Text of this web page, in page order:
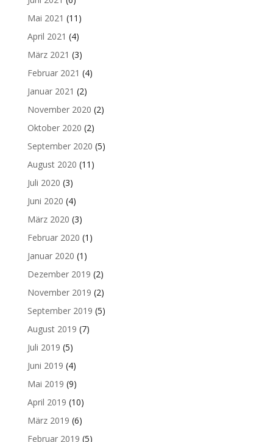
Mai 2021 (11)
April 2021 (4)
März 2021 (3)
Februar 2021 (4)
Januar 2021 (2)
November 2020 (2)
Oktober 2020 (2)
September 2020 (5)
August 2020 (11)
Juli 2020 (3)
Juni 2020 (4)
März 2020 (3)
Februar 2020 (1)
Januar 2020 (1)
Dezember 2019 (2)
November 2019 (2)
September 2019 (5)
August 2019 (7)
Juli 2019 (5)
Juni 2019 (4)
Mai 2019 (9)
April 2019 (10)
März 2019 (6)
Februar 2019 (5)